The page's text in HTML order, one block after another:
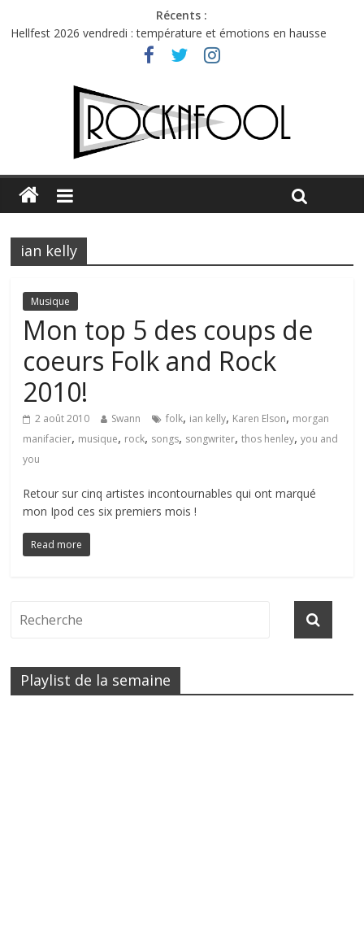
Récents :
Hellfest 2026 vendredi : température et émotions en hausse
Hellfest 2026 jeudi : impossible de choisir entre chaleur et bonne
Première édition du Midgard Festival : entre bière, métal et
Charlie Puth à l’Olympia : la leçon de pop du Professeur Puth
Jon Spencer & the HITmakers : coup de chaud au café Atlantik
ian kelly
Musique
Mon top 5 des coups de
coeurs Folk and Rock
2010!
2 août 2010 Swann folk, ian kelly, Karen Elson, morgan
manifacier, musique, rock, songs, songwriter,thos henley,you and
you
Retour sur cinq artistes incontournables qui ont marqué
mon Ipod ces six premiers mois !
Read more
Playlist de la semaine